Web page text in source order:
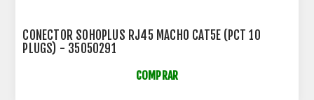
CONECTOR SOHOPLUS RJ45 MACHO CAT5E (PCT 10
PLUGS) - 35050291
COMPRAR